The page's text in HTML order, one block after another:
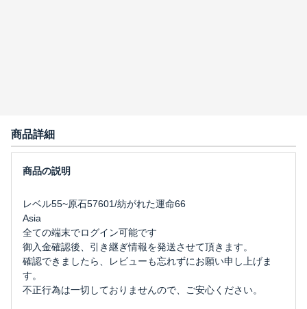
商品詳細
レベル55~原石57601/紡がれた運命66
Asia
全ての端末でログイン可能です
御入金確認後、引き継ぎ情報を発送させて頂きます。
確認できましたら、レビューも忘れずにお願い申し上げま
す。
不正行為は一切しておりませんので、ご安心ください。